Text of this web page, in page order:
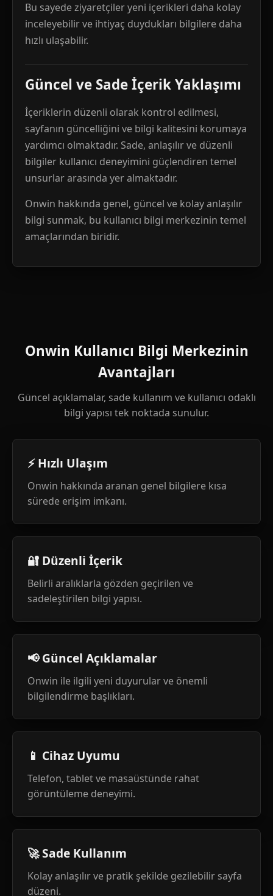
Bu sayede ziyaretçiler yeni içerikleri daha kolay
inceleyebilir ve ihtiyaç duydukları bilgilere daha
hızlı ulaşabilir.
Güncel ve Sade İçerik Yaklaşımı
İçeriklerin düzenli olarak kontrol edilmesi,
sayfanın güncelliğini ve bilgi kalitesini korumaya
yardımcı olmaktadır. Sade, anlaşılır ve düzenli
bilgiler kullanıcı deneyimini güçlendiren temel
unsurlar arasında yer almaktadır.
Onwin hakkında genel, güncel ve kolay anlaşılır
bilgi sunmak, bu kullanıcı bilgi merkezinin temel
amaçlarından biridir.
Onwin Kullanıcı Bilgi Merkezinin
Avantajları
Güncel açıklamalar, sade kullanım ve kullanıcı odaklı
bilgi yapısı tek noktada sunulur.
⚡ Hızlı Ulaşım
Onwin hakkında aranan genel bilgilere kısa
sürede erişim imkanı.
🔐 Düzenli İçerik
Belirli aralıklarla gözden geçirilen ve
sadeleştirilen bilgi yapısı.
📢 Güncel Açıklamalar
Onwin ile ilgili yeni duyurular ve önemli
bilgilendirme başlıkları.
📱 Cihaz Uyumu
Telefon, tablet ve masaüstünde rahat
görüntüleme deneyimi.
🚀 Sade Kullanım
Kolay anlaşılır ve pratik şekilde gezilebilir sayfa
düzeni.